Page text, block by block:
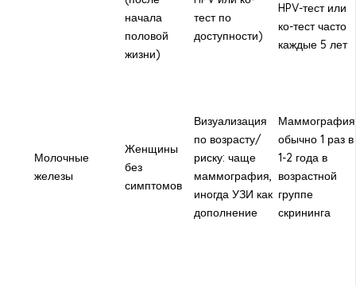
начала
половой
жизни)
тест по
доступности)
HPV-тест или
ко-тест часто
каждые 5 лет
Молочные
железы
Женщины
без
симптомов
Визуализация
по возрасту/
риску: чаще
маммография,
иногда УЗИ как
дополнение
Маммография
обычно 1 раз в
1-2 года в
возрастной
группе
скрининга